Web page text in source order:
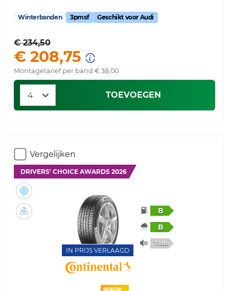
Winterbanden 3pmsf Geschikt voor Audi
€ 234,50
€ 208,75
Montagetarief per band € 38,00
TOEVOEGEN
Vergelijken
DRIVERS' CHOICE AWARDS 2026
IN PRIJS VERLAAGD
B
B
71db